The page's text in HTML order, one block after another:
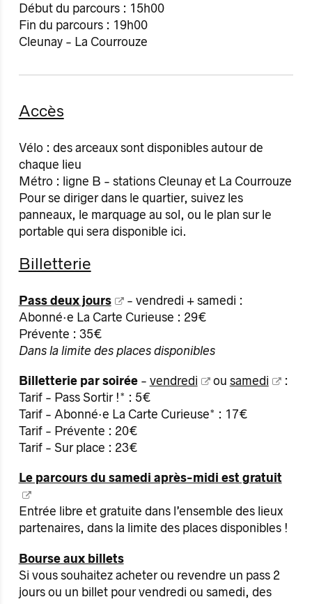
Début du parcours : 15h00
Fin du parcours : 19h00
​Cleunay - La Courrouze
Accès
Vélo : des arceaux sont disponibles autour de
chaque lieu
Métro : ligne B - stations Cleunay et La Courrouze
Pour se diriger dans le quartier, suivez les
panneaux, le marquage au sol, ou le plan sur le
portable qui sera disponible ici.
Billetterie
Pass deux jours
- vendredi + samedi :
Abonné·e La Carte Curieuse : 29€
Prévente : 35€
Dans la limite des places disponibles
Billetterie par soirée- vendredi ou samedi
:
Tarif - Pass Sortir !* : 5€
Tarif - Abonné·e La Carte Curieuse* : 17€
Tarif - Prévente : 20€
Tarif - Sur place : 23€
Le parcours du samedi après-midi est gratuit
Entrée libre et gratuite dans l’ensemble des lieux
partenaires, dans la limite des places disponibles !
Bourse aux billets
Si vous souhaitez acheter ou revendre un pass 2
jours ou un billet pour vendredi ou samedi, des